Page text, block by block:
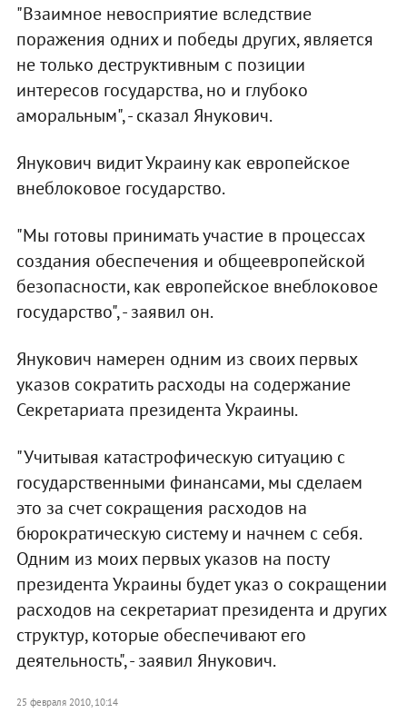
"Взаимное невосприятие вследствие
поражения одних и победы других, является
не только деструктивным с позиции
интересов государства, но и глубоко
аморальным", - сказал Янукович.
Янукович видит Украину как европейское
внеблоковое государство.
"Мы готовы принимать участие в процессах
создания обеспечения и общеевропейской
безопасности, как европейское внеблоковое
государство", - заявил он.
Янукович намерен одним из своих первых
указов сократить расходы на содержание
Секретариата президента Украины.
"Учитывая катастрофическую ситуацию с
государственными финансами, мы сделаем
это за счет сокращения расходов на
бюрократическую систему и начнем с себя.
Одним из моих первых указов на посту
президента Украины будет указ о сокращении
расходов на секретариат президента и других
структур, которые обеспечивают его
деятельность", - заявил Янукович.
25 февраля 2010, 10:14